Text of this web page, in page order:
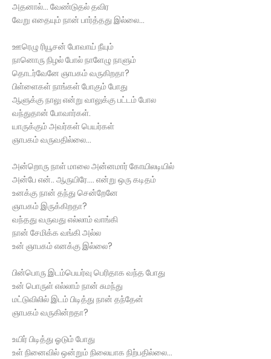
அதனால்… வேண்டுதல் தவிர
வேறு எதையும் நான் பார்த்தது இல்லை…
ஊரெழு ரியூசன் போவாய் நீயும்
நானொரு நிழல் போல் நாளேழு நாளும்
தொடர்வேனே ஞாபகம் வருகிறதா?
பிள்ளைகள் நாங்கள் போகும் போது
ஆளுக்கு நாலு என்று வாலுக்கு பட்டம் போல
வந்துதான் போவார்கள்.
யாருக்கும் அவர்கள் பெயர்கள்
ஞாபகம் வருவதில்லை…
அன்றொரு நாள் மாலை அன்னமார் கோயிலடியில்
அன்பே என்.. ஆருயிரே…. என்று ஒரு கடிதம்
உனக்கு நான் தந்து சென்றேனே
ஞாபகம் இருக்கிறதா?
வந்தது வருவது எல்லாம் வாங்கி
நான் சேமிக்க வங்கி அல்ல
உன் ஞாபகம் எனக்கு இல்லை?
பின்பொரு இடம்பெயர்வு பெரிதாக வந்த போது
உன் பொருள் எல்லாம் நான் சுமந்து
மட்டுவிலில் இடம் பிடித்து நான் தந்தேன்
ஞாபகம் வருகின்றதா?
உயிர் பிடித்து ஓடும் போது
உள் நினைவில் ஒன்றும் நிலையாக நிற்பதில்லை...